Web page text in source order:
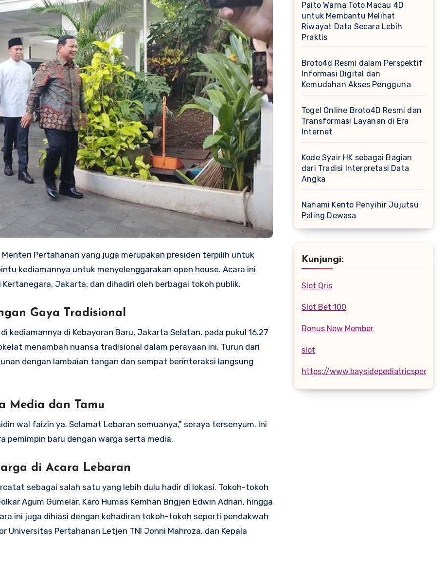
Menteri Pertahanan yang juga merupakan presiden terpilih untuk
kediamannya untuk menyelenggarakan open house. Acara ini
Jakarta, dan dihadiri oleh berbagai tokoh publik.
Gaya Tradisional
di Kebayoran Baru, Jakarta Selatan, pada pukul 16.27
menambah nuansa tradisional dalam perayaan ini. Turun dari
dengan lambaian tangan dan sempat berinteraksi langsung
Media dan Tamu
wal faizin ya. Selamat Lebaran semuanya,” seraya tersenyum. Ini
pemimpin baru dengan warga serta media.
di Acara Lebaran
sebagai salah satu yang lebih dulu hadir di lokasi. Tokoh-tokoh
Agum Gumelar, Karo Humas Kemhan Brigjen Edwin Adrian, hingga
ini juga dihiasi dengan kehadiran tokoh-tokoh seperti pendakwah
Universitas Pertahanan Letjen TNI Jonni Mahroza, dan Kepala
Paito Warna Toto Macau 4D
untuk Membantu Melihat
Riwayat Data Secara Lebih
Praktis
Broto4d Resmi dalam Perspektif
Informasi Digital dan
Kemudahan Akses Pengguna
Togel Online Broto4D Resmi dan
Transformasi Layanan di Era
Internet
Kode Syair HK sebagai Bagian
dari Tradisi Interpretasi Data
Angka
Nanami Kento Penyihir Jujutsu
Paling Dewasa
Kunjungi:
Slot Qris
Slot Bet 100
Bonus New Member
slot
https://